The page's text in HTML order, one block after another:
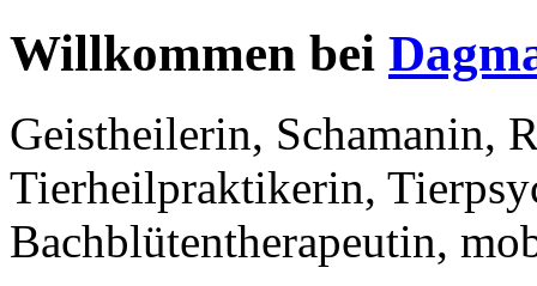
Willkommen bei
Geistheilerin, Schamanin,
Tierheilpraktikerin,
Bachblütentherapeutin,